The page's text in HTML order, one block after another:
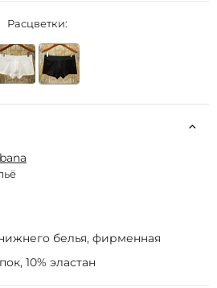
Расцветки:
белья, фирменная
10% эластан